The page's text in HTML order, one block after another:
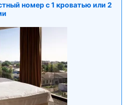
номер с 1 кроватью или 2